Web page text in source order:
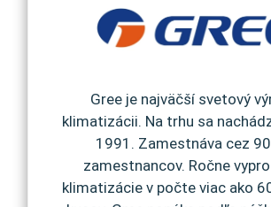
Gree je najväčší svetový
klimatizácii. Na trhu sa
1991. Zamestnáva cez
zamestnancov. Ročne
klimatizácie v počte viac ako